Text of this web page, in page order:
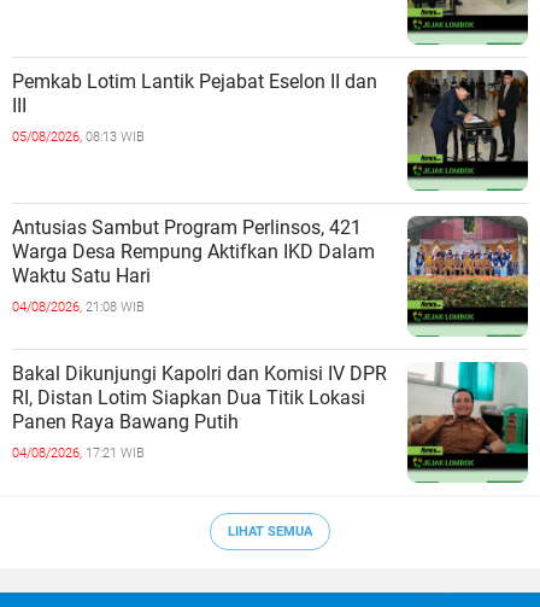
Pemkab Lotim Lantik Pejabat Eselon II dan
III
05/08/2026, 08:13 WIB
Antusias Sambut Program Perlinsos, 421
Warga Desa Rempung Aktifkan IKD Dalam
Waktu Satu Hari
04/08/2026, 21:08 WIB
Bakal Dikunjungi Kapolri dan Komisi IV DPR
RI, Distan Lotim Siapkan Dua Titik Lokasi
Panen Raya Bawang Putih
04/08/2026, 17:21 WIB
LIHAT SEMUA